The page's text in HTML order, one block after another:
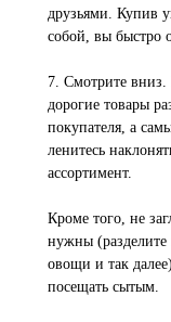
друзьями. Купив
собой, вы быстро
7. Смотрите
дорогие товары
покупателя, а
ленитесь
ассортимент.
Кроме того, не
нужны (разделите
овощи и так
посещать сытым.